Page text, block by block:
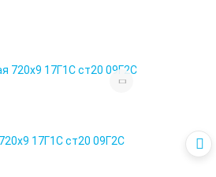
17Г1С ст20 09Г2С